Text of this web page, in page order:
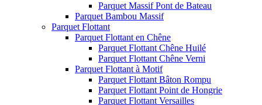
Parquet Massif Pont de Bateau
Parquet Bambou Massif
Parquet Flottant
Parquet Flottant en Chêne
Parquet Flottant Chêne Huilé
Parquet Flottant Chêne Verni
Parquet Flottant à Motif
Parquet Flottant Bâton Rompu
Parquet Flottant Point de Hongrie
Parquet Flottant Versailles